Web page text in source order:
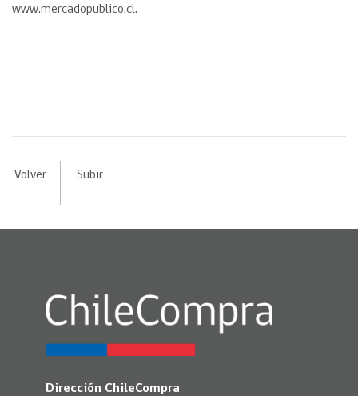
www.mercadopublico.cl.
Volver Subir
Dirección ChileCompra